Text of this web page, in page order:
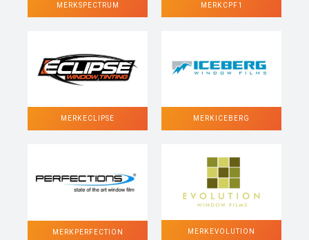
MERK SPECTRUM MERK CPF1
MERK ECLIPSE MERK ICEBERG
MERK PERFECTION MERK EVOLUTION